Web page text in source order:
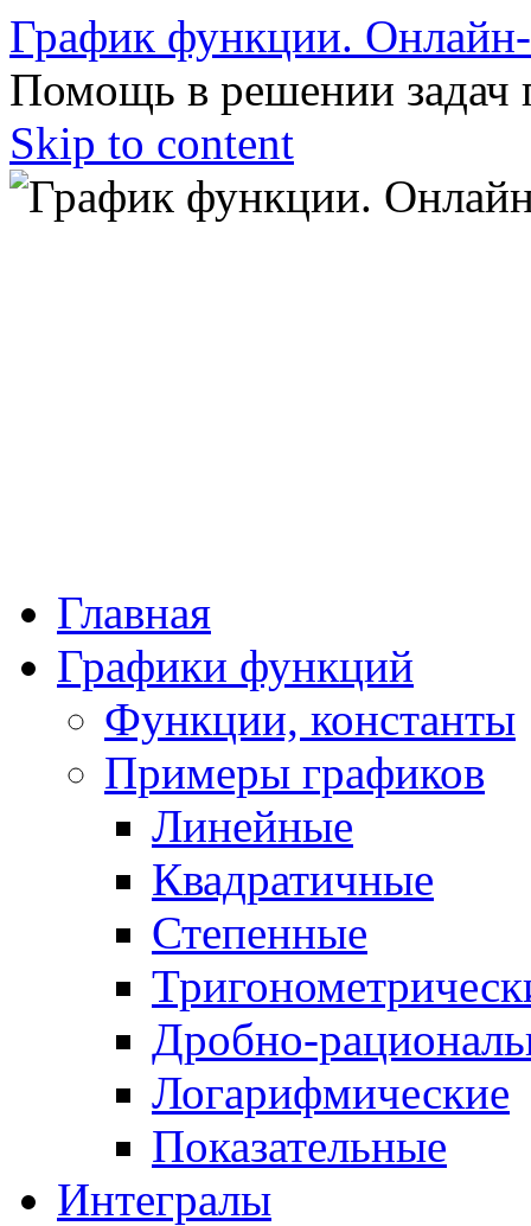
График функции.
Помощь в решении задач
Skip to content
Главная
Графики функций
Функции, константы
Примеры графиков
Линейные
Квадратичные
Степенные
Дробно-
Логарифмические
Показательные
Интегралы